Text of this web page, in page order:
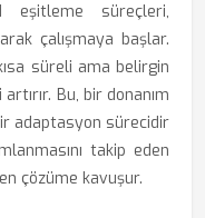
eşitleme süreçleri,
çalışmaya başlar.
süreli ama belirgin
Bu, bir donanım
adaptasyon sürecidir
takip eden
çözüme kavuşur.